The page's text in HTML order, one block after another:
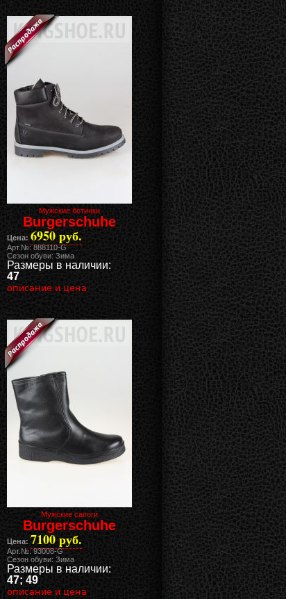
Мужские ботинки
Burgerschuhe
Цена: 6950 руб.
Арт.№: 888110-G
Сезон обуви: Зима
Размеры в наличии:
47
описание и цена
Мужские сапоги
Burgerschuhe
Цена: 7100 руб.
Арт.№: 93008-G
Сезон обуви: Зима
Размеры в наличии:
47; 49
описание и цена